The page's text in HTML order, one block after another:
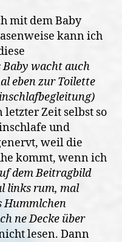
mit dem Baby
kann ich
Baby wacht auch
eben zur Toilette
Zeit selbst so
und
weil die
kommt, wenn ich
dem Beitragbild
links rum, mal
Hummlchen
ne Decke über
lesen. Dann